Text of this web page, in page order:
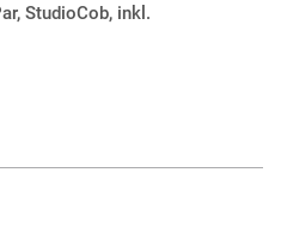
StudioCob, inkl.